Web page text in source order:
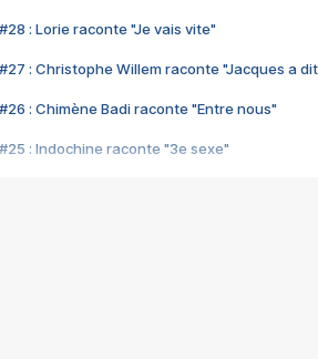
#28 : Lorie raconte "Je vais vite"
#27 : Christophe Willem raconte "Jacques a
#26 : Chimène Badi raconte "Entre nous"
#25 : Indochine raconte "3e sexe"